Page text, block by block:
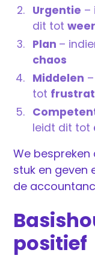
Urgentie –
dit tot
Plan –
chaos
Middelen
tot
leidt dit tot
We
stuk en geven
de
positief